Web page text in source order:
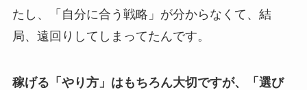
たし、「自分に合う戦略」が分からなくて、結
局、遠回りしてしまってたんです。
稼げる「やり方」はもちろん大切ですが、「選び